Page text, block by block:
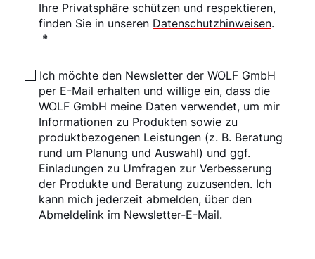
Ihre Privatsphäre schützen und respektieren,
finden Sie in unseren Datenschutzhinweisen.
*
Ich möchte den Newsletter der WOLF GmbH
per E-Mail erhalten und willige ein, dass die
WOLF GmbH meine Daten verwendet, um mir
Informationen zu Produkten sowie zu
produktbezogenen Leistungen (z. B. Beratung
rund um Planung und Auswahl) und ggf.
Einladungen zu Umfragen zur Verbesserung
der Produkte und Beratung zuzusenden. Ich
kann mich jederzeit abmelden, über den
Abmeldelink im Newsletter-E-Mail.